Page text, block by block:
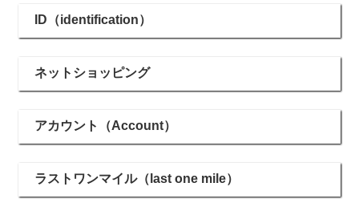
ID（identification）
ネットショッピング
アカウント（Account）
ラストワンマイル（last one mile）